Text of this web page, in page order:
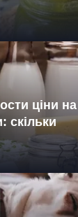
ціни на
скільки